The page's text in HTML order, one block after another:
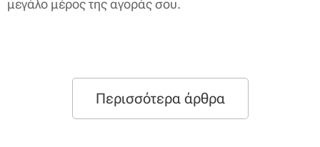
μεγάλο μέρος της αγοράς σου.
Περισσότερα άρθρα